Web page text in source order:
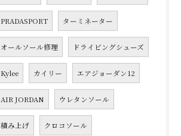
PRADASPORT ターミネーター
オールソール修理 ドライビングシューズ
Kylee カイリー エアジョーダン12
AIR JORDAN ウレタンソール
積み上げ クロコソール